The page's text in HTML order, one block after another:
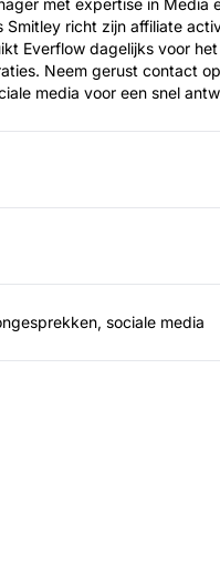
Smitley richt zijn affiliate
Everflow dagelijks voor
Neem gerust contact
media voor een snel
sociale media